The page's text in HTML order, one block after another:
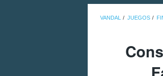
VANDAL JUEGOS